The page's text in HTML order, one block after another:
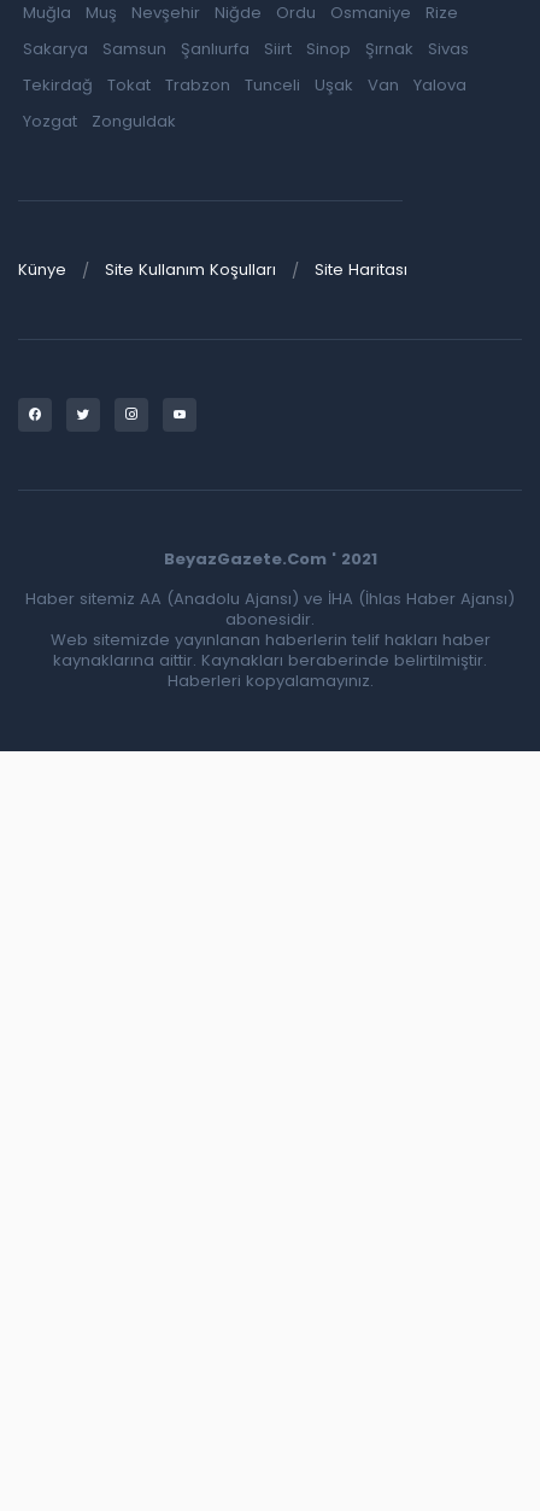
Muğla Muş Nevşehir Niğde Ordu Osmaniye
Rize
Sakarya
Samsun Şanlıurfa Siirt Sinop Şırnak
Sivas
Tekirdağ
Tokat Trabzon Tunceli Uşak Van
Yalova
Yozgat
Zonguldak
Künye Site Kullanım Koşulları Site Haritası
BeyazGazete.Com ' 2021
Haber sitemiz AA (Anadolu Ajansı) ve İHA (İhlas Haber Ajansı)
abonesidir.
Web sitemizde yayınlanan haberlerin telif hakları haber
kaynaklarına aittir. Kaynakları beraberinde belirtilmiştir.
Haberleri kopyalamayınız.